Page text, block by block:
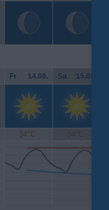
Fr. 14.08. Sa. 15.08.
34°C 34°C